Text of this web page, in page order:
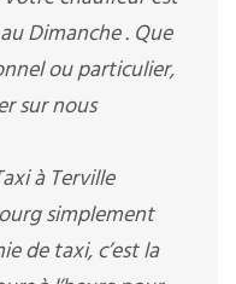
Dimanche . Que
ou particulier,
sur nous
à Terville
simplement
de taxi, c’est la